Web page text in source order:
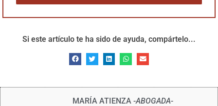
Si este artículo te ha sido de ayuda, compártelo...
MARÍA ATIENZA -ABOGADA-